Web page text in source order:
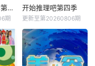
喜剧之王单口季第三季
期
开始推理吧第四季
更新至第20260806期